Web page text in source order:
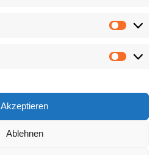
Akzeptieren
Ablehnen
Pracht und Demut